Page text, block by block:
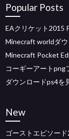
Popular Posts
EAクリケット2015
Minecraft worldダ
Minecraft Pocket
コーギーアートpng
ダウンロードps4を
New
ゴーストエピソー